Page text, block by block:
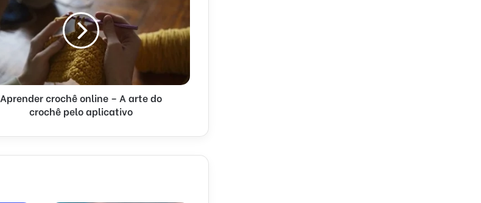
Aprender crochê online – A arte do
crochê pelo aplicativo